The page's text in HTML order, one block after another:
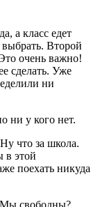
класс едет
Второй
очень важно!
сделать. Уже
ни
ни у кого нет.
за школа.
в этой
поехать никуда
свободны?